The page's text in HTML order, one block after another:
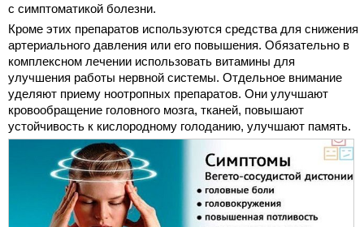
с симптоматикой болезни.
Кроме этих препаратов используются средства для снижения
артериального давления или его повышения. Обязательно в
комплексном лечении использовать витамины для
улучшения работы нервной системы. Отдельное внимание
уделяют приему ноотропных препаратов. Они улучшают
кровообращение головного мозга, тканей, повышают
устойчивость к кислородному голоданию, улучшают память.